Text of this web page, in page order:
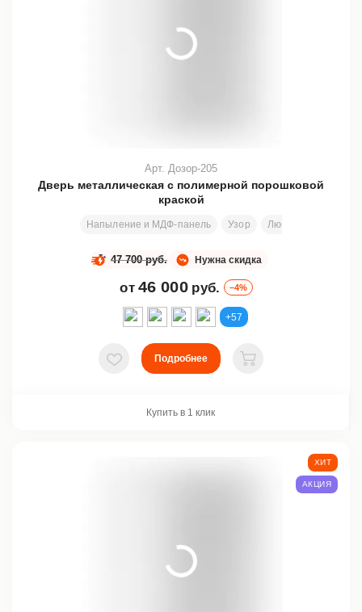
Дверь металлическая с полимерной порошковой
краской
Напыление и МДФ-панель Узор Любой размер
Арт. Дозор-205
Нужна скидка
47 700 руб.
от 46 000 руб. –4%
+57
В избранное
Подробнее
В корзину
Купить в 1 клик
ХИТ
АКЦИЯ